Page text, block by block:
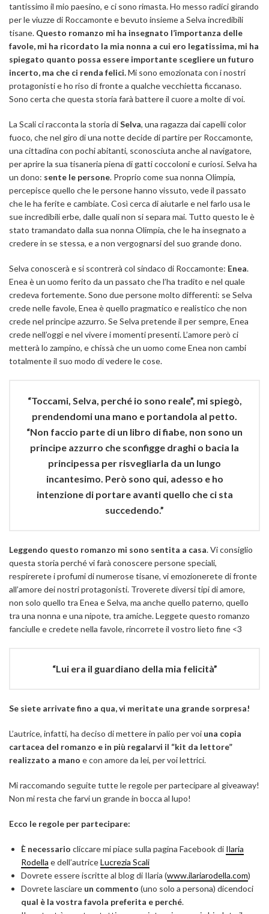
tantissimo il mio paesino, e ci sono rimasta. Ho messo radici girando
per le viuzze di Roccamonte e bevuto insieme a Selva incredibili
tisane. Questo romanzo mi ha insegnato l’importanza delle
favole, mi ha ricordato la mia nonna a cui ero legatissima, mi ha
spiegato quanto possa essere importante scegliere un futuro
incerto, ma che ci renda felici.Mi sono emozionata con i nostri
protagonisti e ho riso di fronte a qualche vecchietta ficcanaso.
Sono certa che questa storia farà battere il cuore a molte di voi.
La Scali ci racconta la storia diSelva, una ragazza dai capelli color
fuoco, che nel giro di una notte decide di partire per Roccamonte,
una cittadina con pochi abitanti, sconosciuta anche al navigatore,
per aprire la sua tisaneria piena di gatti coccoloni e curiosi. Selva ha
un dono: sente le persone. Proprio come sua nonna Olimpia,
percepisce quello che le persone hanno vissuto, vede il passato
che le ha ferite e cambiate. Così cerca di aiutarle e nel farlo usa le
sue incredibili erbe, dalle quali non si separa mai. Tutto questo le è
stato tramandato dalla sua nonna Olimpia, che le ha insegnato a
credere in se stessa, e a non vergognarsi del suo grande dono.
Selva conoscerà e si scontrerà col sindaco di Roccamonte: Enea.
Enea è un uomo ferito da un passato che l’ha tradito e nel quale
credeva fortemente. Sono due persone molto differenti: se Selva
crede nelle favole, Enea è quello pragmatico e realistico che non
crede nel principe azzurro. Se Selva pretende il per sempre, Enea
crede nell’oggi e nel vivere i momenti presenti. L’amore però ci
metterà lo zampino, e chissà che un uomo come Enea non cambi
totalmente il suo modo di vedere le cose.
“Toccami, Selva, perché io sono reale”, mi spiegò,
prendendomi una mano e portandola al petto.
“Non faccio parte di un libro di fiabe, non sono un
principe azzurro che sconfigge draghi o bacia la
principessa per risvegliarla da un lungo
incantesimo. Però sono qui, adesso e ho
intenzione di portare avanti quello che ci sta
succedendo.”
Leggendo questo romanzo mi sono sentita a casa. Vi consiglio
questa storia perché vi farà conoscere persone speciali,
respirerete i profumi di numerose tisane, vi emozionerete di fronte
all’amore dei nostri protagonisti. Troverete diversi tipi di amore,
non solo quello tra Enea e Selva, ma anche quello paterno, quello
tra una nonna e una nipote, tra amiche. Leggete questo romanzo
fanciulle e credete nella favole, rincorrete il vostro lieto fine <3
“Lui era il guardiano della mia felicità”
Se siete arrivate fino a qua, vi meritate una grande sorpresa!
L’autrice, infatti, ha deciso di mettere in palio per voi una copia
cartacea del romanzo e in più regalarvi il “kit da lettore”
realizzato a mano e con amore da lei, per voi lettrici.
Mi raccomando seguite tutte le regole per partecipare al giveaway!
Non mi resta che farvi un grande in bocca al lupo!
Ecco le regole per partecipare:
È necessario cliccare mi piace sulla pagina Facebook di Ilaria
Rodella e dell’autriceLucrezia Scali
Dovrete essere iscritte al blog di Ilaria (www.ilariarodella.com)
Dovrete lasciare un commento (uno solo a persona) dicendoci
qual è la vostra favola preferita e perché.